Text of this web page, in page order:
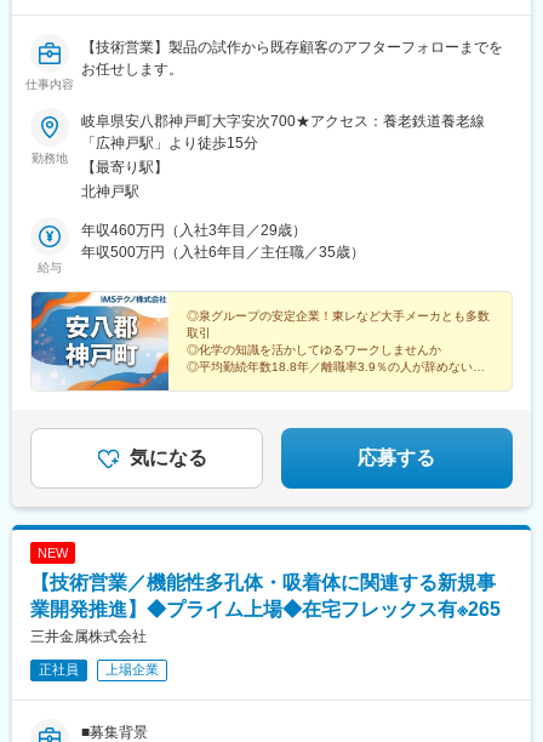
仕事内容
【技術営業】製品の試作から既存顧客のアフターフォローまでを
お任せします。
勤務地
岐阜県安八郡神戸町大字安次700★アクセス：養老鉄道養老線
「広神戸駅」より徒歩15分
【最寄り駅】
北神戸駅
給与
年収460万円（入社3年目／29歳）
年収500万円（入社6年目／主任職／35歳）
◎泉グループの安定企業！東レなど大手メーカとも多数
取引
◎化学の知識を活かしてゆるワークしませんか
◎平均勤続年数18.8年／離職率3.9％の人が辞めない会
に根差しながら長くキャリアを築けます。
気になる 応募する
NEW
【技術営業／機能性多孔体・吸着体に関連する新規事
業開発推進】◆プライム上場◆在宅フレックス有※265
三井金属株式会社
正社員 上場企業
■募集背景